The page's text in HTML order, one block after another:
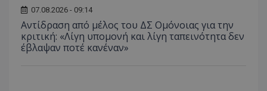
07.08.2026 - 09:14
Αντίδραση από μέλος του ΔΣ Ομόνοιας για την
κριτική: «Λίγη υπομονή και λίγη ταπεινότητα δεν
έβλαψαν ποτέ κανέναν»